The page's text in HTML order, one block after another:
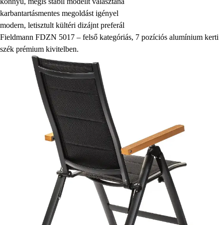
karbantartásmentes megoldást igényel
modern, letisztult kültéri dizájnt preferál
Fieldmann FDZN 5017 – felső kategóriás, 7 pozíciós alumínium kerti
szék prémium kivitelben.